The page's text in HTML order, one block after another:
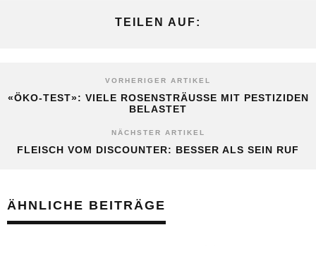
TEILEN AUF:
VORHERIGER ARTIKEL
«ÖKO-TEST»: VIELE ROSENSTRÄUSSE MIT PESTIZIDEN B
ELASTET
NÄCHSTER ARTIKEL
FLEISCH VOM DISCOUNTER: BESSER ALS SEIN RUF
ÄHNLICHE BEITRÄGE